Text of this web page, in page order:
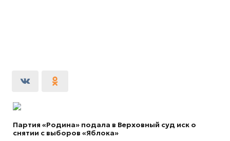
Партия «Родина» подала в Верховный суд иск о
снятии с выборов «Яблока»